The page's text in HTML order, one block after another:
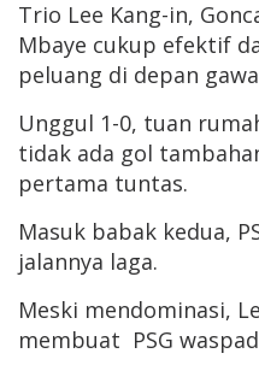
Trio Lee Kang-in,
Mbaye cukup efektif
peluang di depan
Unggul 1-0, tuan
tidak ada gol
pertama tuntas.
Masuk babak kedua,
jalannya laga.
Meski mendominasi,
membuat PSG